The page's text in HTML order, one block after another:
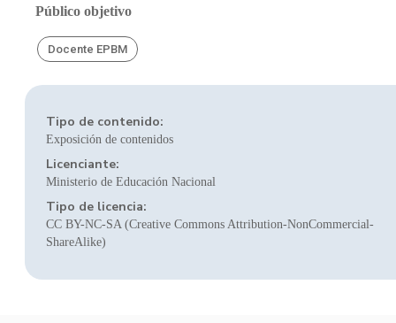
Público objetivo
Docente EPBM
Tipo de contenido:
Exposición de contenidos
Licenciante:
Ministerio de Educación Nacional
Tipo de licencia:
CC BY-NC-SA (Creative Commons Attribution-NonCommercial-
ShareAlike)